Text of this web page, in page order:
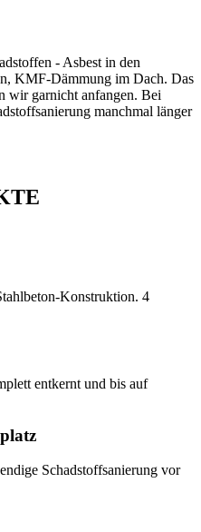
- Asbest in den
KMF-Dämmung im Dach. Das
wir garnicht anfangen. Bei
manchmal länger
Konstruktion. 4
entkernt und bis auf
Schadstoffsanierung vor